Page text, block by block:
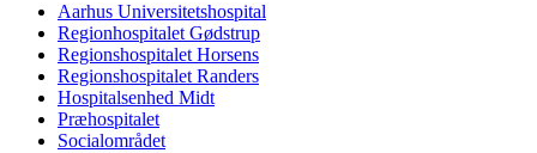
Aarhus Universitetshospital
Regionhospitalet Gødstrup
Regionshospitalet Horsens
Regionshospitalet Randers
Hospitalsenhed Midt
Præhospitalet
Socialområdet